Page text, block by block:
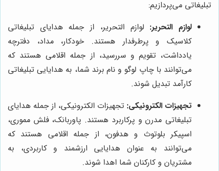
تبلیغاتی می‌پردازیم:
لوازم التحریر: لوازم التحریر، از جمله هدایای تبلیغاتی
کلاسیک و پرطرفدار هستند. خودکار، مداد، دفترچه
یادداشت، تقویم و سررسید، از جمله اقلامی هستند که
می‌توانند با چاپ لوگو و نام برند شما، به هدایایی تبلیغاتی
کارآمد تبدیل شوند.
تجهیزات الکترونیکی: تجهیزات الکترونیکی، از جمله هدایای
تبلیغاتی مدرن و پرکاربرد هستند. پاوربانک، فلش مموری،
اسپیکر بلوتوث و هدفون، از جمله اقلامی هستند که
می‌توانند به عنوان هدایایی ارزشمند و کاربردی، به
مشتریان و کارکنان شما اهدا شوند.